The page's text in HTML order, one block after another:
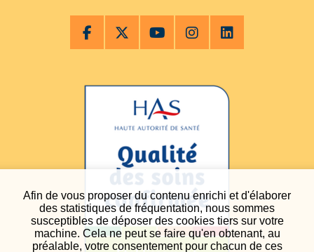
Afin de vous proposer du contenu enrichi et d'élaborer
des statistiques de fréquentation, nous sommes
susceptibles de déposer des cookies tiers sur votre
machine. Cela ne peut se faire qu'en obtenant, au
préalable, votre consentement pour chacun de ces